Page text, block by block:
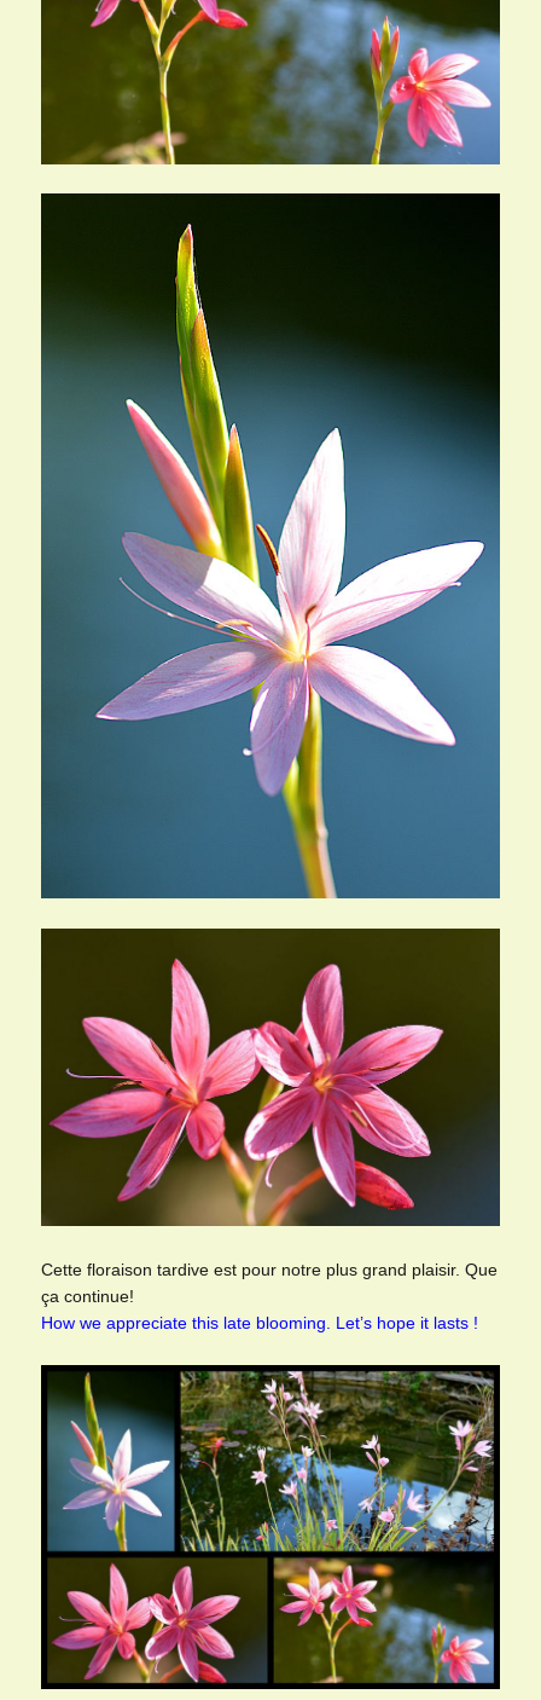
Cette floraison tardive est pour notre plus grand plaisir. Que
ça continue!
How we appreciate this late blooming. Let’s hope it lasts !